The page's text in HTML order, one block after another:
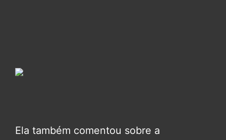
Ela também comentou sobre a